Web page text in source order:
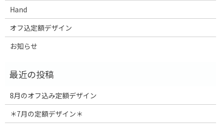
Hand
オフ込定額デザイン
お知らせ
8月のオフ込み定額デザイン
＊7月の定額デザイン＊